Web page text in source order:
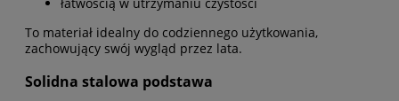
łatwością w utrzymaniu czystości
To materiał idealny do codziennego użytkowania,
zachowujący swój wygląd przez lata.
Solidna stalowa podstawa